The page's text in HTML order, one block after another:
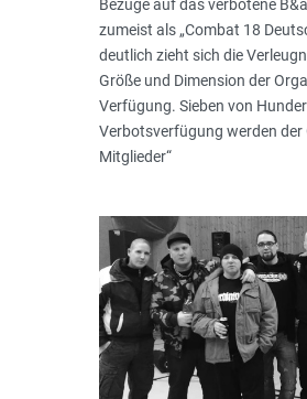
Bezüge auf das verbotene
zumeist als „Combat 18
deutlich zieht sich die
Größe und Dimension der
Verfügung. Sieben von
Verbotsverfügung werden der
Mitglieder“